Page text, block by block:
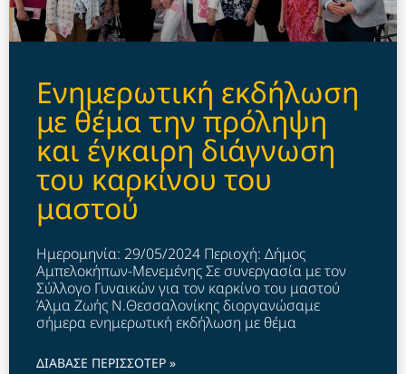
Ενημερωτική εκδήλωση
με θέμα την πρόληψη
και έγκαιρη διάγνωση
του καρκίνου του
μαστού
Ημερομηνία: 29/05/2024 Περιοχή: Δήμος
Αμπελοκήπων-Μενεμένης Σε συνεργασία με τον
Σύλλογο Γυναικών για τον καρκίνο του μαστού
Άλμα Ζωής Ν.Θεσσαλονίκης διοργανώσαμε
σήμερα ενημερωτική εκδήλωση με θέμα
ΔΙΑΒΑΣΕ ΠΕΡΙΣΣΟΤΕΡ »